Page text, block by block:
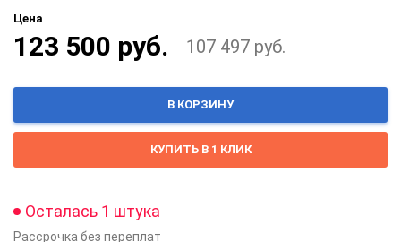
Цена
123 500 руб. 107 497 руб.
В КОРЗИНУ
КУПИТЬ В 1 КЛИК
Осталась 1 штука
Рассрочка без переплат